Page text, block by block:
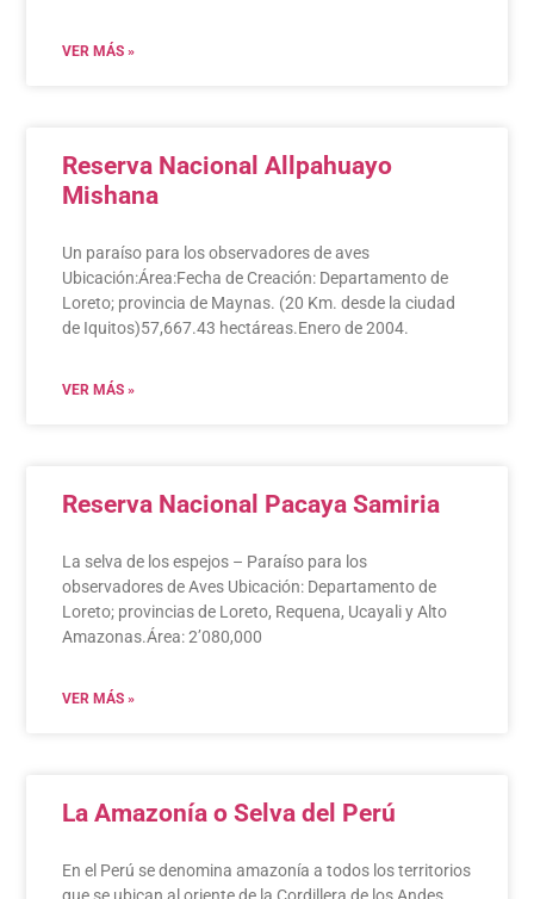
VER MÁS »
Reserva Nacional Allpahuayo
Mishana
Un paraíso para los observadores de aves
Ubicación:Área:Fecha de Creación: Departamento de
Loreto; provincia de Maynas. (20 Km. desde la ciudad
de Iquitos)57,667.43 hectáreas.Enero de 2004.
VER MÁS »
Reserva Nacional Pacaya Samiria
La selva de los espejos – Paraíso para los
observadores de Aves Ubicación: Departamento de
Loreto; provincias de Loreto, Requena, Ucayali y Alto
Amazonas.Área: 2’080,000
VER MÁS »
La Amazonía o Selva del Perú
En el Perú se denomina amazonía a todos los territorios